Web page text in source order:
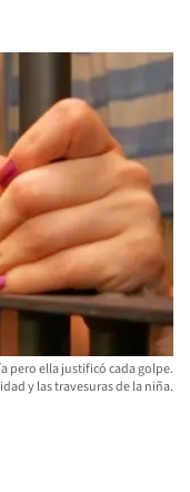
pero ella justificó cada golpe.
y las travesuras de la niña.